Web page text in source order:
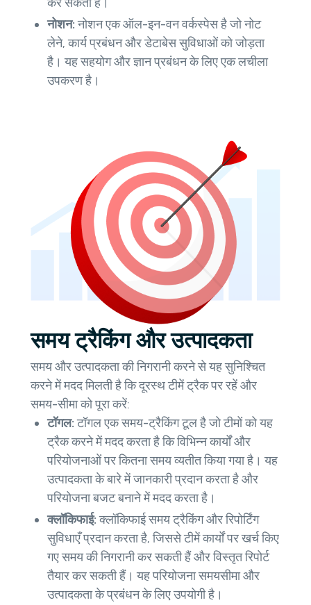
नोशन:नोशन एक ऑल-इन-वन वर्कस्पेस है जो नोट
लेने, कार्य प्रबंधन और डेटाबेस सुविधाओं को जोड़ता
है। यह सहयोग और ज्ञान प्रबंधन के लिए एक लचीला
उपकरण है।
समय ट्रैकिंग और उत्पादकता
समय और उत्पादकता की निगरानी करने से यह सुनिश्चित
करने में मदद मिलती है कि दूरस्थ टीमें ट्रैक पर रहें और
समय-सीमा को पूरा करें:
टॉगल:टॉगल एक समय-ट्रैकिंग टूल है जो टीमों को यह
ट्रैक करने में मदद करता है कि विभिन्न कार्यों और
परियोजनाओं पर कितना समय व्यतीत किया गया है। यह
उत्पादकता के बारे में जानकारी प्रदान करता है और
परियोजना बजट बनाने में मदद करता है।
क्लॉकिफाई:क्लॉकिफाई समय ट्रैकिंग और रिपोर्टिंग
सुविधाएँ प्रदान करता है, जिससे टीमें कार्यों पर खर्च किए
गए समय की निगरानी कर सकती हैं और विस्तृत रिपोर्ट
तैयार कर सकती हैं। यह परियोजना समयसीमा और
उत्पादकता के प्रबंधन के लिए उपयोगी है।